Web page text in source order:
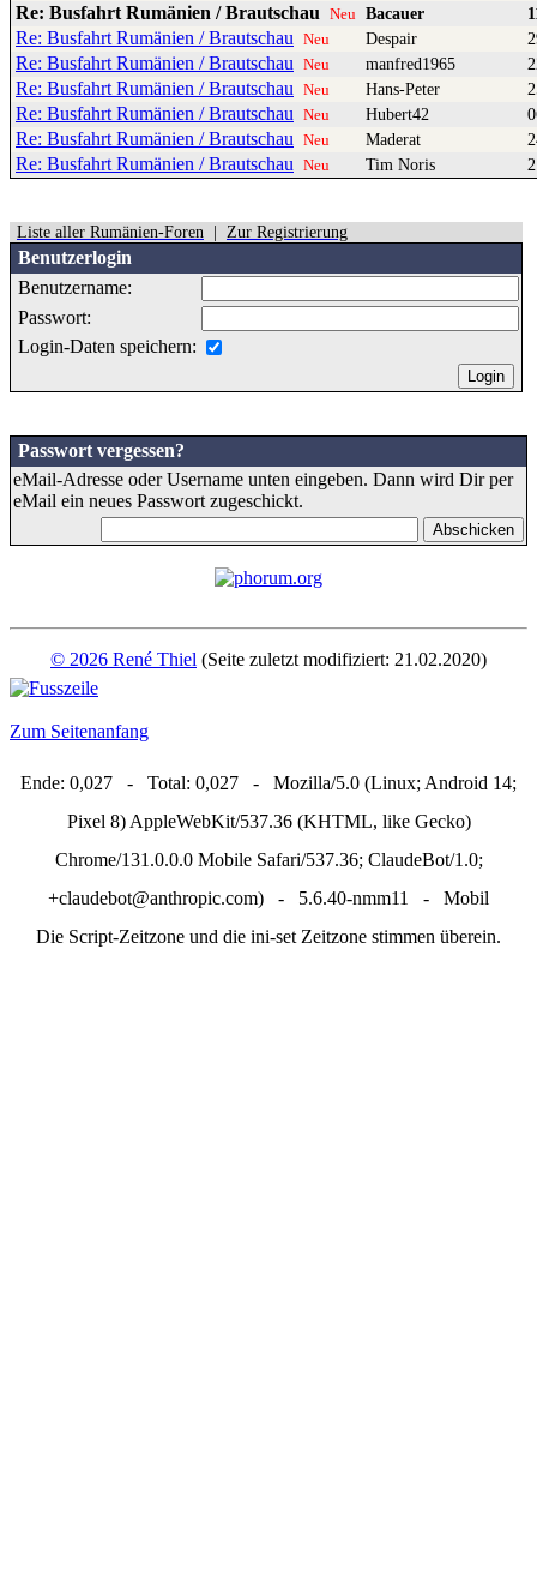
Re: Busfahrt Rumänien / Brautschau Neu Bacauer
Re: Busfahrt Rumänien / Brautschau Neu Despair
Re: Busfahrt Rumänien / Brautschau Neu manfred1965
Re: Busfahrt Rumänien / Brautschau Neu Hans-Peter
Re: Busfahrt Rumänien / Brautschau Neu Hubert42
Re: Busfahrt Rumänien / Brautschau Neu Maderat
Re: Busfahrt Rumänien / Brautschau Neu Tim Noris
Liste aller Rumänien-Foren Zur Registrierung
Benutzerlogin
Benutzername:
Passwort:
Login-Daten speichern:
Passwort vergessen?
eMail-Adresse oder Username unten eingeben. Dann wird Dir per
eMail ein neues Passwort zugeschickt.
© 2026 René Thiel (Seite zuletzt modifiziert: 21.02.2020)
Zum Seitenanfang
Ende: 0,027 - Total: 0,027 - Mozilla/5.0 (Linux; Android 14;
Pixel 8) AppleWebKit/537.36 (KHTML, like Gecko)
Chrome/131.0.0.0 Mobile Safari/537.36; ClaudeBot/1.0;
+claudebot@anthropic.com) - 5.6.40-nmm11 - Mobil
Die Script-Zeitzone und die ini-set Zeitzone stimmen überein.